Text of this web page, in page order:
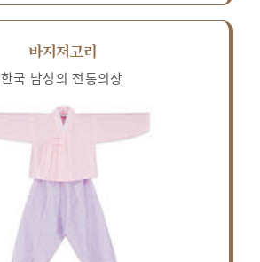
바지저고리
한국 남성의 전통의상